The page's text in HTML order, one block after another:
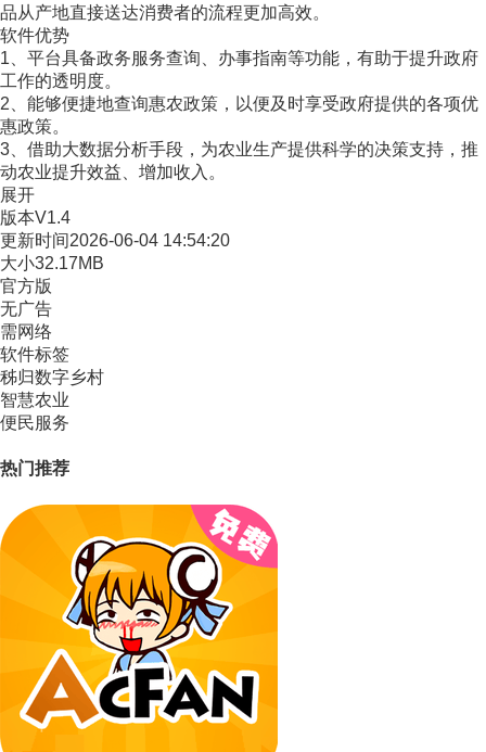
品从产地直接送达消费者的流程更加高效。
软件优势
1、平台具备政务服务查询、办事指南等功能，有助于提升政府
工作的透明度。
2、能够便捷地查询惠农政策，以便及时享受政府提供的各项优
惠政策。
3、借助大数据分析手段，为农业生产提供科学的决策支持，推
动农业提升效益、增加收入。
展开
版本V1.4
更新时间2026-06-04 14:54:20
大小32.17MB
官方版
无广告
需网络
软件标签
秭归数字乡村
智慧农业
便民服务
热门推荐